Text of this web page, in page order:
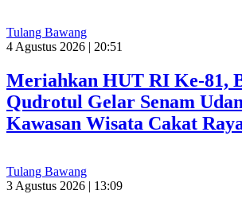
Tulang Bawang
4 Agustus 2026 | 20:51
Meriahkan HUT RI Ke-81,
Qudrotul Gelar Senam
Kawasan Wisata Cakat
Tulang Bawang
3 Agustus 2026 | 13:09